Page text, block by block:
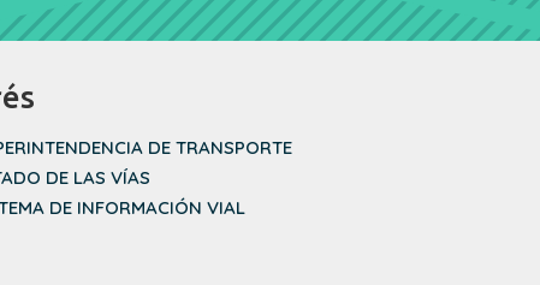
DE TRANSPORTE
DE LAS VÍAS
DE INFORMACIÓN VIAL